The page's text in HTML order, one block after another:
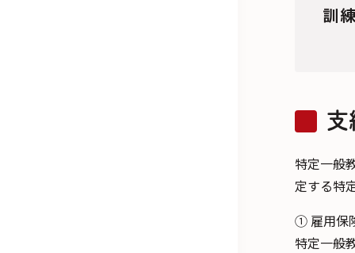
訓
支
特定一般
定する特
① 雇用保
特定一般